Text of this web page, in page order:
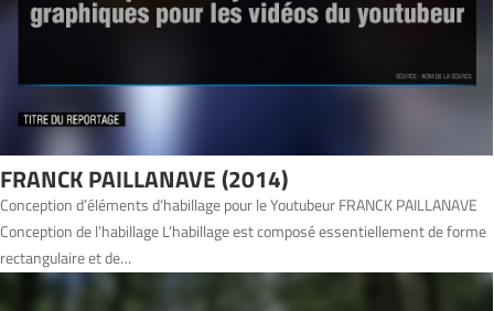
FRANCK PAILLANAVE (2014)
Conception d’éléments d’habillage pour le Youtubeur FRANCK PAILLANAVE
Conception de l’habillage L’habillage est composé essentiellement de forme
rectangulaire et de…